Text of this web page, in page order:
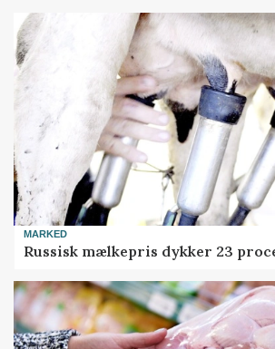
MARKED
Russisk mælkepris dykker 23